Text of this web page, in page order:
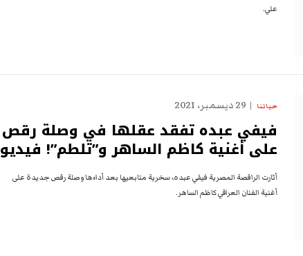
علي.
حياتنا 29 ديسمبر، 2021
فيفي عبده تفقد عقلها في وصلة رقص
على أغنية كاظم الساهر و”تلطم”! فيديو
أثارت الراقصة المصرية فيفي عبده، سخرية متابعيها بعد أداءها وصلة رقص جديدة على
أغنية الفنان العراقي كاظم الساهر.